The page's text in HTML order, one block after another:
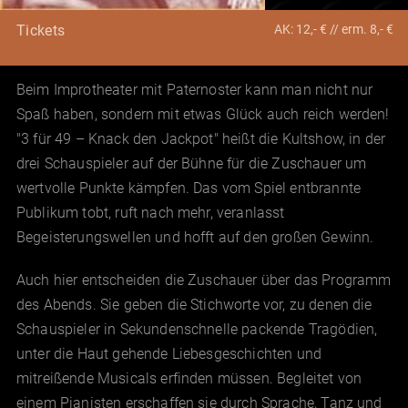
Tickets AK: 12,- € // erm. 8,- €
Beim Improtheater mit Paternoster kann man nicht nur
Spaß haben, sondern mit etwas Glück auch reich werden!
"3 für 49 – Knack den Jackpot" heißt die Kultshow, in der
drei Schauspieler auf der Bühne für die Zuschauer um
wertvolle Punkte kämpfen. Das vom Spiel entbrannte
Publikum tobt, ruft nach mehr, veranlasst
Begeisterungswellen und hofft auf den großen Gewinn.
Auch hier entscheiden die Zuschauer über das Programm
des Abends. Sie geben die Stichworte vor, zu denen die
Schauspieler in Sekundenschnelle packende Tragödien,
unter die Haut gehende Liebesgeschichten und
mitreißende Musicals erfinden müssen. Begleitet von
einem Pianisten erschaffen sie durch Sprache, Tanz und